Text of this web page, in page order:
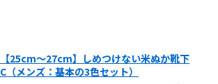
【25cm～27cm】しめつけない米ぬか靴下
C（メンズ：基本の3色セット）